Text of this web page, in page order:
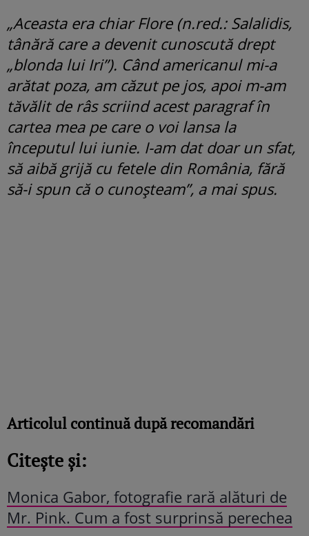
„Aceasta era chiar Flore (n.red.: Salalidis,
tânără care a devenit cunoscută drept
„blonda lui Iri”). Când americanul mi-a
arătat poza, am căzut pe jos, apoi m-am
tăvălit de râs scriind acest paragraf în
cartea mea pe care o voi lansa la
începutul lui iunie. I-am dat doar un sfat,
să aibă grijă cu fetele din România, fără
să-i spun că o cunoșteam”, a mai spus.
Articolul continuă după recomandări
Citește și:
Monica Gabor, fotografie rară alături de
Mr. Pink. Cum a fost surprinsă perechea